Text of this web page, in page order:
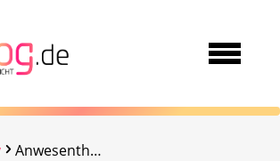
Anwesentheit simulierern